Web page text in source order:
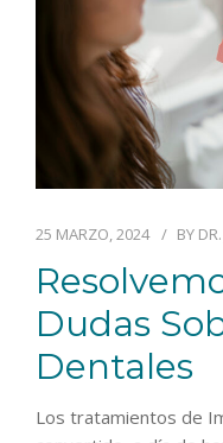
25 MARZO, 2024 BY
Dudas
Dentales
Los tratamientos de